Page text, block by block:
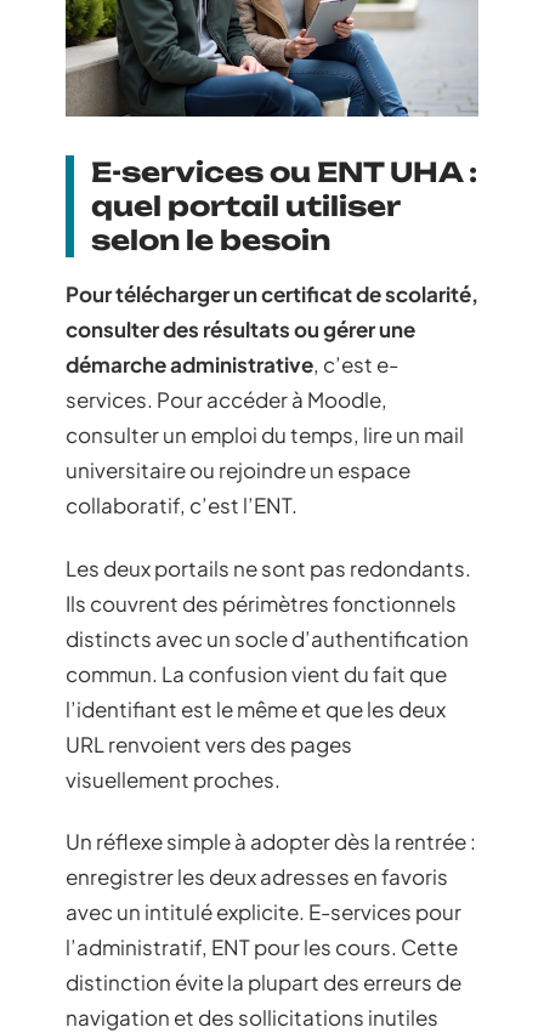
E-services ou ENT UHA :
quel portail utiliser
selon le besoin
Pour télécharger un certificat de scolarité,
consulter des résultats ou gérer une
démarche administrative, c’est e-
services. Pour accéder à Moodle,
consulter un emploi du temps, lire un mail
universitaire ou rejoindre un espace
collaboratif, c’est l’ENT.
Les deux portails ne sont pas redondants.
Ils couvrent des périmètres fonctionnels
distincts avec un socle d’authentification
commun. La confusion vient du fait que
l’identifiant est le même et que les deux
URL renvoient vers des pages
visuellement proches.
Un réflexe simple à adopter dès la rentrée :
enregistrer les deux adresses en favoris
avec un intitulé explicite. E-services pour
l’administratif, ENT pour les cours. Cette
distinction évite la plupart des erreurs de
navigation et des sollicitations inutiles